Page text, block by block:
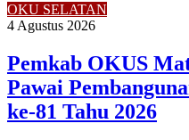
OKU SELATAN
4 Agustus 2026
Pemkab OKUS
Pawai
ke-81 Tahu 2026